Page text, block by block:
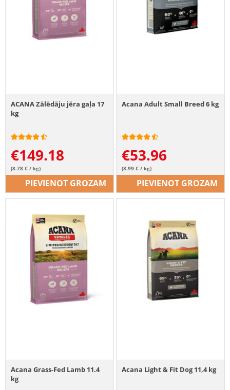
ACANA Zālēdāju jēra gaļa 17
kg
€149.18
(8.78 € / kg)
PIEVIENOT GROZAM
Acana Adult Small Breed 6 kg
€53.96
(8.99 € / kg)
PIEVIENOT GROZAM
Acana Grass-Fed Lamb 11.4
kg
Acana Light & Fit Dog 11,4 kg